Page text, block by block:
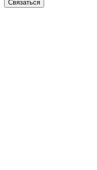
Связаться